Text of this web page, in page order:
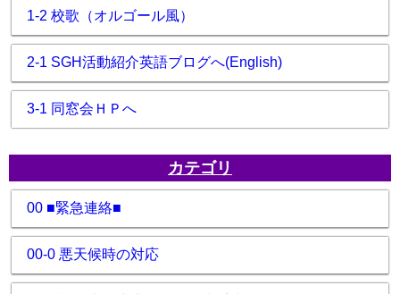
1-2 校歌（オルゴール風）
2-1 SGH活動紹介英語ブログへ(English)
3-1 同窓会ＨＰへ
カテゴリ
00 ■緊急連絡■
00-0 悪天候時の対応